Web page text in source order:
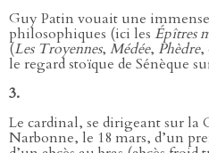
Guy Patin vouait une
philosophiques (ici les Épîtres
(Les Troyennes, Médée, Phèdre,
le regard stoïque de Sénèque
3.
Le cardinal, se dirigeant sur la
Narbonne, le 18 mars, d’un